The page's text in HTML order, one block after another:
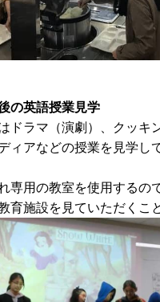
の英語授業見学
ドラマ（演劇）、クッキ
ィアなどの授業を見学し
専用の教室を使用するの
育施設を見ていただくこ